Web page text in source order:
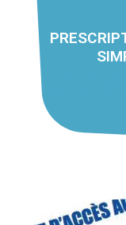
Par arrêté n°40/
procédure de